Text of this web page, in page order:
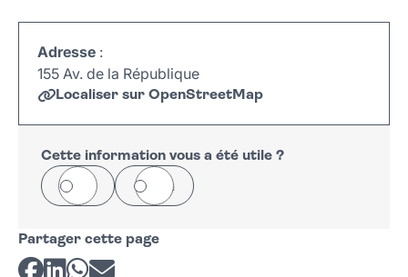
Adresse :
155 Av. de la République
Localiser sur OpenStreetMap
+
−
Leaflet
Cette information vous a été utile ?
Oui Non
Partager cette page
Partager sur Facebook
Partager sur LinkedIn
Partager sur Whatsapp
Partager par courriel